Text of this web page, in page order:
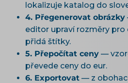
lokalizuje katalog do
4. Přegenerovat obrázky
editor upraví rozměry pro
přidá štítky.
5. Přepočítat ceny —
převede ceny do eur.
6. Exportovat — z